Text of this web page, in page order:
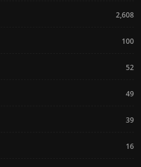
2,608
100
52
49
39
16